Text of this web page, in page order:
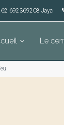
692369208 Jaya
Le